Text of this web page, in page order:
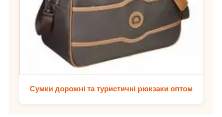
Сумки дорожні та туристичні рюкзаки оптом